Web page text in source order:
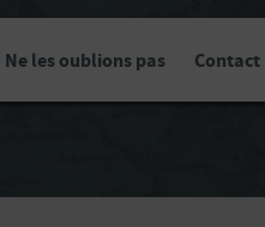
Ne les oublions pas Contact